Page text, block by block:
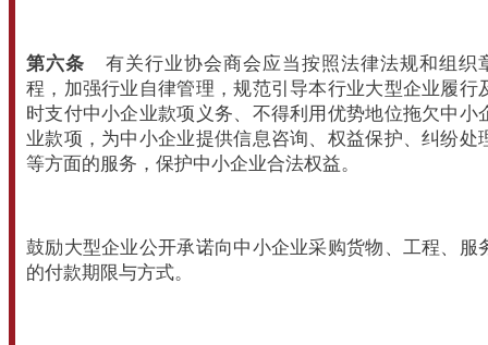
第六条
有关行业协会商会应当按照法律法规和组织
程，加强行业自律管理，规范引导本行业大型企业履行
时支付中小企业款项义务、不得利用优势地位拖欠中小
业款项，为中小企业提供信息咨询、权益保护、纠纷处
等方面的服务，保护中小企业合法权益。
鼓励大型企业公开承诺向中小企业采购货物、工程、服
的付款期限与方式。